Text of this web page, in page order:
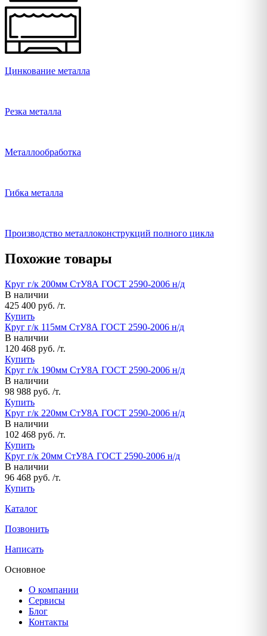
Цинкование металла
Резка металла
Металлообработка
Гибка металла
Производство металлоконструкций полного цикла
Похожие товары
Круг г/к 200мм СтУ8А ГОСТ 2590-2006 н/д
В наличии
425 400 руб. /т.
Купить
Круг г/к 115мм СтУ8А ГОСТ 2590-2006 н/д
В наличии
120 468 руб. /т.
Купить
Круг г/к 190мм СтУ8А ГОСТ 2590-2006 н/д
В наличии
98 988 руб. /т.
Купить
Круг г/к 220мм СтУ8А ГОСТ 2590-2006 н/д
В наличии
102 468 руб. /т.
Купить
Круг г/к 20мм СтУ8А ГОСТ 2590-2006 н/д
В наличии
96 468 руб. /т.
Купить
Каталог
Позвонить
Написать
Основное
О компании
Сервисы
Блог
Контакты